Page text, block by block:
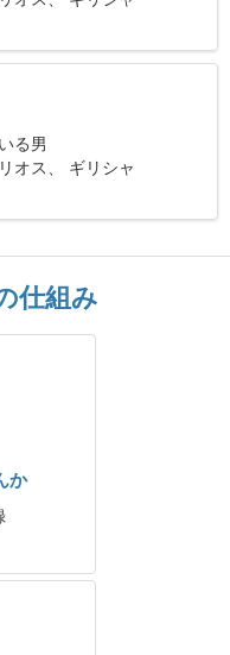
る男
オス、 ギリシャ
仕組み
か